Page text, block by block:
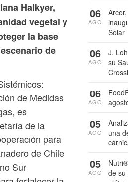
Halkyer,
vegetal y
la base
de
de Medidas
es
de la
para
de Chile
Sur
Solar
06
AGO
J.
su
06
AGO
06
AGO
una
05
AGO
de su
05
AGO